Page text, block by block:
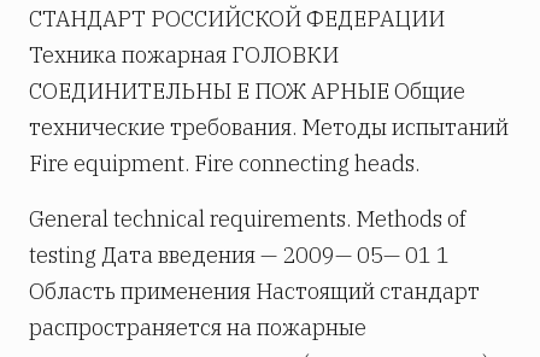
СТАНДАРТ РОССИЙСКОЙ ФЕДЕРАЦИИ
Техника пожарная ГОЛОВКИ
СОЕДИНИТЕЛЬНЫ Е ПОЖ АРНЫЕ Общие
технические требования. Методы испытаний
Fire equipment. Fire connecting heads.
General technical requirements. Methods of
testing Дата введения — 2009— 05— 01 1
Область применения Настоящий стандарт
распространяется на пожарные